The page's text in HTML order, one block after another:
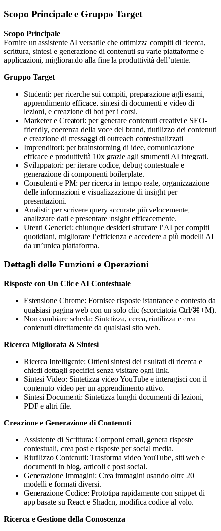
Scopo Principale e Gruppo Target
Scopo Principale
Fornire un assistente AI versatile che ottimizza compiti di ricerca,
scrittura, sintesi e generazione di contenuti su varie piattaforme e
applicazioni, migliorando alla fine la produttività dell’utente.
Gruppo Target
Studenti: per ricerche sui compiti, preparazione agli esami,
apprendimento efficace, sintesi di documenti e video di
lezioni, e creazione di bot per i corsi.
Marketer e Creatori: per generare contenuti creativi e SEO-
friendly, coerenza della voce del brand, riutilizzo dei contenuti
e creazione di messaggi di outreach contestualizzati.
Imprenditori: per brainstorming di idee, comunicazione
efficace e produttività 10x grazie agli strumenti AI integrati.
Sviluppatori: per iterare codice, debug contestuale e
generazione di componenti boilerplate.
Consulenti e PM: per ricerca in tempo reale, organizzazione
delle informazioni e visualizzazione di insight per
presentazioni.
Analisti: per scrivere query accurate più velocemente,
analizzare dati e presentare insight efficacemente.
Utenti Generici: chiunque desideri sfruttare l’AI per compiti
quotidiani, migliorare l’efficienza e accedere a più modelli AI
da un’unica piattaforma.
Dettagli delle Funzioni e Operazioni
Risposte con Un Clic e AI Contestuale
Estensione Chrome: Fornisce risposte istantanee e contesto da
qualsiasi pagina web con un solo clic (scorciatoia Ctrl/⌘+M).
Non cambiare scheda: Sintetizza, cerca, riutilizza e crea
contenuti direttamente da qualsiasi sito web.
Ricerca Migliorata & Sintesi
Ricerca Intelligente: Ottieni sintesi dei risultati di ricerca e
chiedi dettagli specifici senza visitare ogni link.
Sintesi Video: Sintetizza video YouTube e interagisci con il
contenuto video per un apprendimento attivo.
Sintesi Documenti: Sintetizza lunghi documenti di lezioni,
PDF e altri file.
Creazione e Generazione di Contenuti
Assistente di Scrittura: Componi email, genera risposte
contestuali, crea post e risposte per social media.
Riutilizzo Contenuti: Trasforma video YouTube, siti web e
documenti in blog, articoli e post social.
Generazione Immagini: Crea immagini usando oltre 20
modelli e formati diversi.
Generazione Codice: Prototipa rapidamente con snippet di
app basate su React e Shadcn, modifica codice al volo.
Ricerca e Gestione della Conoscenza